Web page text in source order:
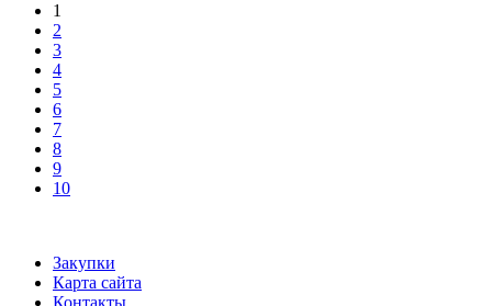
1
2
3
4
5
6
7
8
9
10
Закупки
Карта сайта